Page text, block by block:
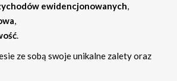
ewidencjonowanych,
,
.
ze sobą swoje unikalne zalety oraz